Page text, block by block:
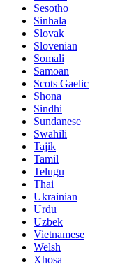
Sesotho
Sinhala
Slovak
Slovenian
Somali
Samoan
Scots Gaelic
Shona
Sindhi
Sundanese
Swahili
Tajik
Tamil
Telugu
Thai
Ukrainian
Urdu
Uzbek
Vietnamese
Welsh
Xhosa